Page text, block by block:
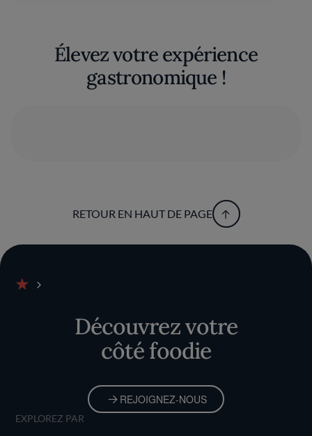
Élevez votre expérience
gastronomique !
RETOUR EN HAUT DE PAGE
Découvrez votre
côté foodie
REJOIGNEZ-NOUS
EXPLOREZ PAR